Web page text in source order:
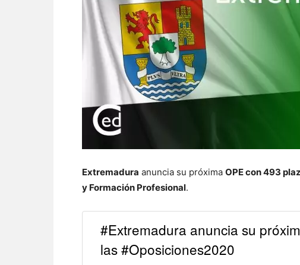
Extremadura anuncia su próxima OPE con 493
y Formación Profesional.
#Extremadura anuncia su
las #Oposiciones2020